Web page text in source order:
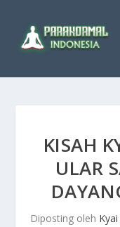
KISAH
ULAR
Diposting oleh